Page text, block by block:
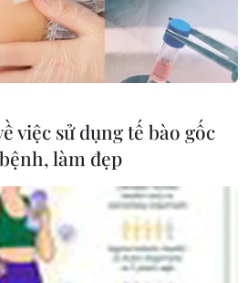
việc sử dụng tế bào gốc
làm đẹp